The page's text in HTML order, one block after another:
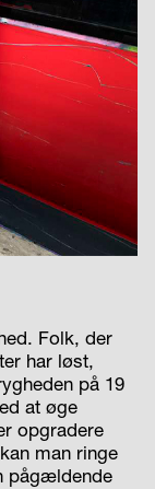
Folk, der
har løst,
på 19
at øge
opgradere
man ringe
pågældende